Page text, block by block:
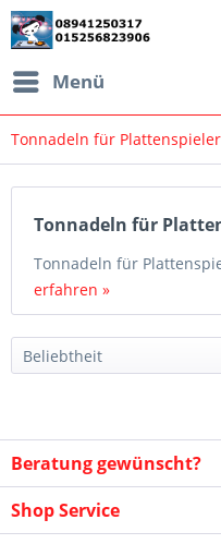
Menü
Tonnadeln für
Tonnadeln für
Tonnadeln für
erfahren »
Beratung gewünscht?
Shop Service